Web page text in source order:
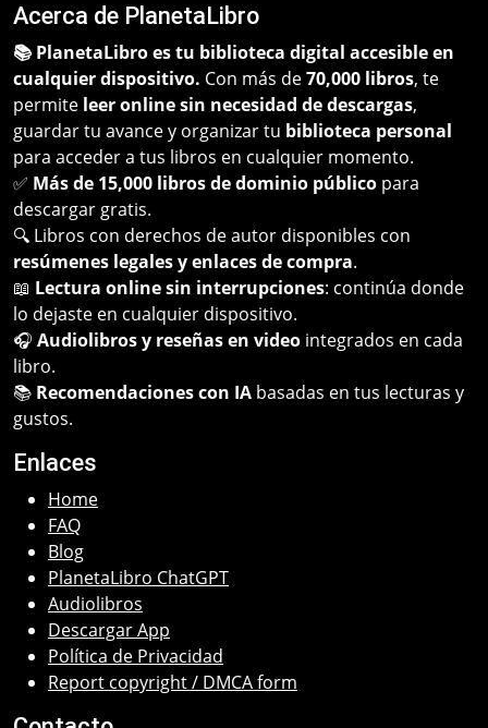
Acerca de PlanetaLibro
📚 PlanetaLibro es tu biblioteca digital accesible en
cualquier dispositivo. Con más de70,000 libros, te
permite leer online sin necesidad de descargas,
guardar tu avance y organizar tu biblioteca personal
para acceder a tus libros en cualquier momento.
✅ Más de 15,000 libros de dominio público para
descargar gratis.
🔍 Libros con derechos de autor disponibles con
resúmenes legales y enlaces de compra.
📖 Lectura online sin interrupciones: continúa donde
lo dejaste en cualquier dispositivo.
🎧 Audiolibros y reseñas en video integrados en cada
libro.
📚 Recomendaciones con IA basadas en tus lecturas y
gustos.
Enlaces
Home
FAQ
Blog
PlanetaLibro ChatGPT
Audiolibros
Descargar App
Política de Privacidad
Report copyright / DMCA form